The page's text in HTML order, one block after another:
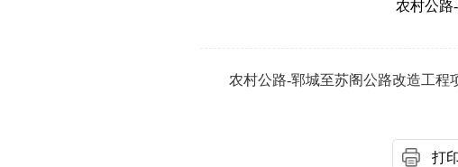
农村公路
农村公路-郓城至苏阁公路改造工程
打